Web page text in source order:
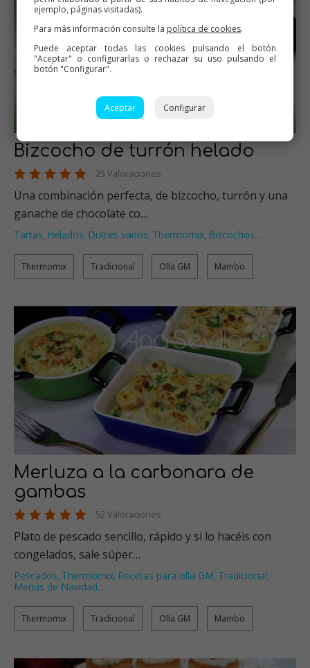
Bizcocho de turrón helado
25 Valoraciones
Una combinación perfecta, de bizcocho, turrón y una
ganache de chocolate co…
Tartas, Helados, Dulces varios, Thermomix, Bizcochos…
Thermomix Tradicional Olla GM Mambo
Merluza a la carbonara de
gambas
52 Valoraciones
Plato de pescado sencillo, rápido y si lo hacéis con
congelados, sale súper…
Pescados, Thermomix, Recetas para olla GM, Tradicional,
Menús de Navidad…
Thermomix Tradicional Olla GM Mambo
ejemplo, páginas visitadas).
Para más información consulte la política de cookies.
Puede aceptar todas las cookies pulsando el botón
"Aceptar" o configurarlas o rechazar su uso pulsando el
botón "Configurar".
Aceptar Configurar